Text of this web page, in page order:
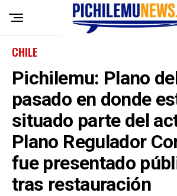
CHILE
Pichilemu: Plano
pasado en donde
situado parte del
Plano Regulador
fue presentado
tras restauración